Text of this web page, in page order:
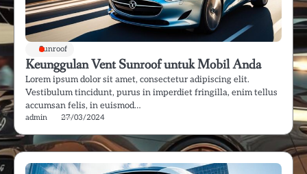
Sunroof
Keunggulan Vent Sunroof untuk Mobil Anda
Lorem ipsum dolor sit amet, consectetur adipiscing elit.
Vestibulum tincidunt, purus in imperdiet fringilla, enim tellus
accumsan felis, in euismod…
admin 27/03/2024